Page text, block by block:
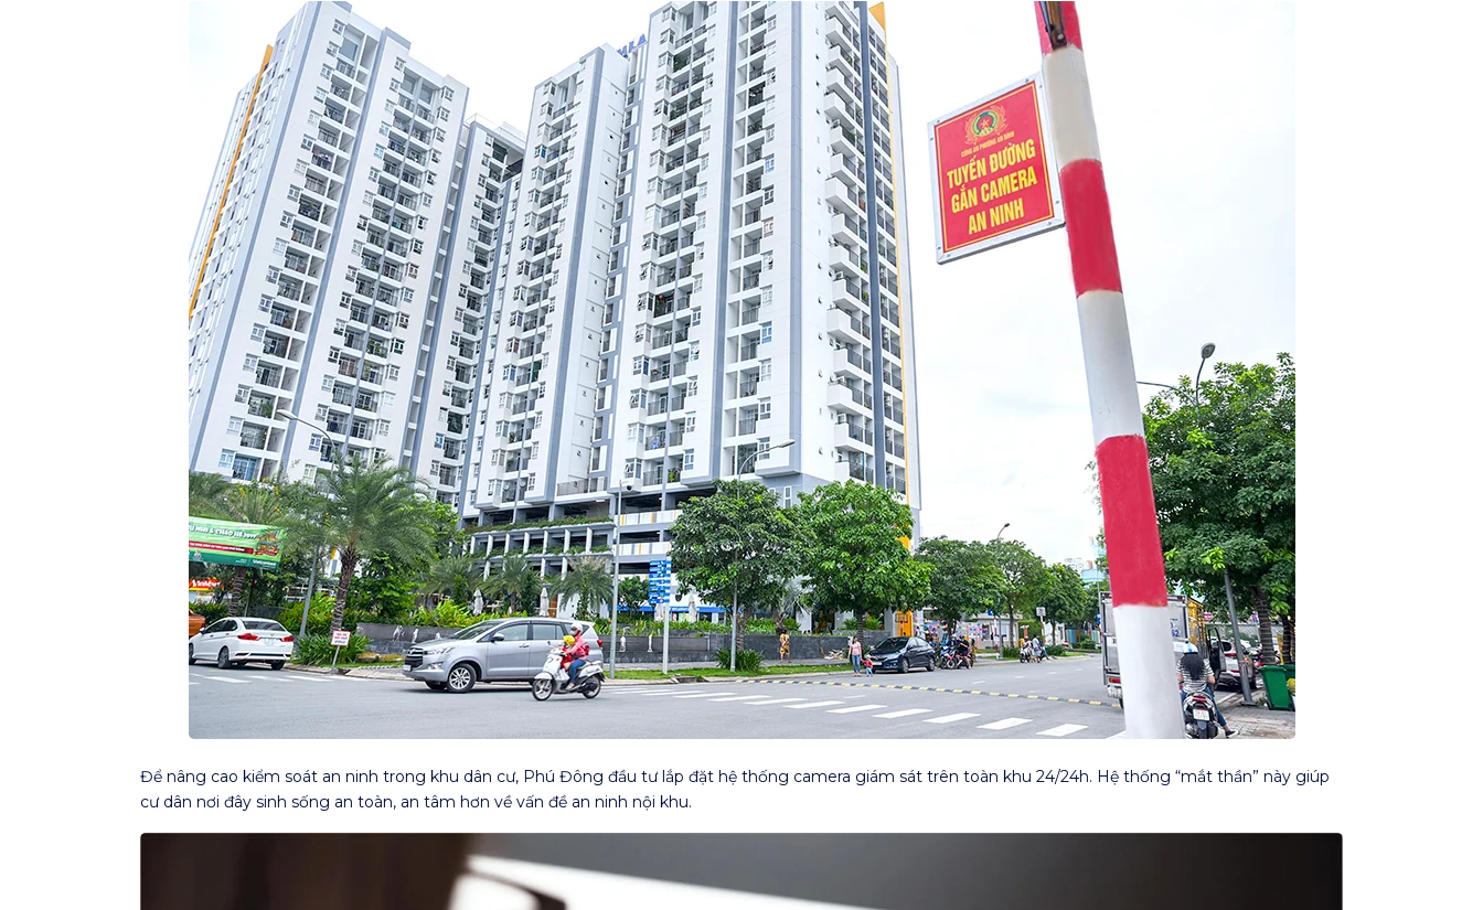
Để nâng cao kiểm soát an ninh trong khu dân cư, Phú Đông đầu tư lắp đặt hệ thống camera giám sát trên toàn khu 24/24h. Hệ thống “mắt thần” này giúp
cư dân nơi đây sinh sống an toàn, an tâm hơn về vấn đề an ninh nội khu.